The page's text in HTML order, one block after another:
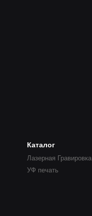
Каталог
Лазерная Гравировка
УФ печать